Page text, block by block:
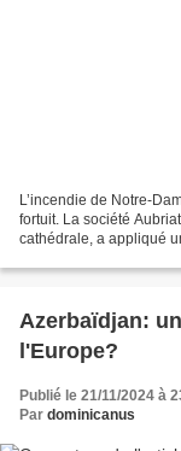
L’incendie de Notre-
fortuit. La société
cathédrale, a appliqué
Azerbaïdjan:
l'Europe?
Publié le 21/11/2024 à
Par dominicanus